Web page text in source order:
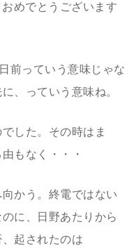
おめでとうございます
前っていう意味じゃな
、っていう意味ね。
した。その時はま
もなく・・・
かう。終電ではない
に、日野あたりから
起されたのは